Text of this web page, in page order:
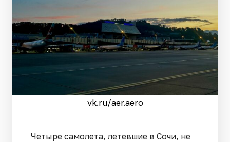
vk.ru/aer.aero
Четыре самолета, летевшие в Сочи, не